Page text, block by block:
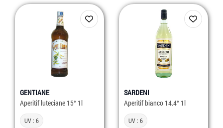
GENTIANE
Aperitif luteciane 15° 1l
UV : 6
SARDENI
Aperitif bianco 14.4° 1l
UV : 6